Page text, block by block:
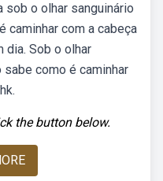
sob o olhar sanguinário
caminhar com a cabeça
dia. Sob o olhar
sabe como é caminhar
the button below.